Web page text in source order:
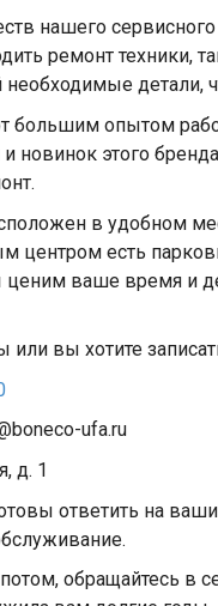
нашего сервисного
ремонт техники,
детали,
опытом
новинок этого
в удобном
центром есть
ваше время и
или вы хотите
ufa.ru
д. 1
ответить на
обращайтесь